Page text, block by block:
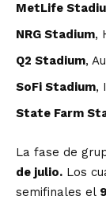
MetLife
NRG Stadium,
Q2 Stadium,
SoFi Stadium,
State Farm
La fase de
de julio. Los
semifinales el